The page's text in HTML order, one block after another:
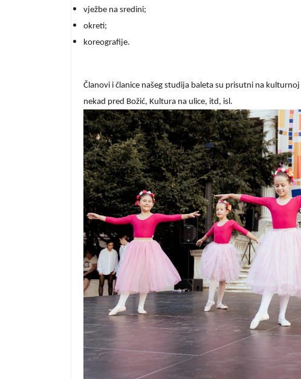
vježbe na sredini;
okreti;
koreografije.
Članovi i članice našeg studija baleta su prisutni na
nekad pred Božić, Kultura na ulice, itd, isl.